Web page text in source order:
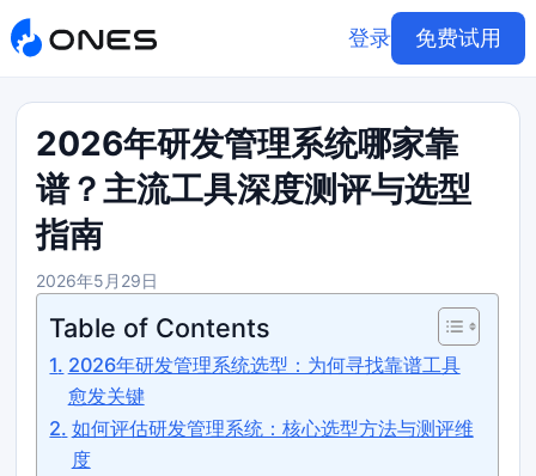
登录 免费试用
2026年研发管理系统哪家靠
谱？主流工具深度测评与选型
指南
2026年5月29日
Table of Contents
2026年研发管理系统选型：为何寻找靠谱工具
愈发关键
如何评估研发管理系统：核心选型方法与测评维
度